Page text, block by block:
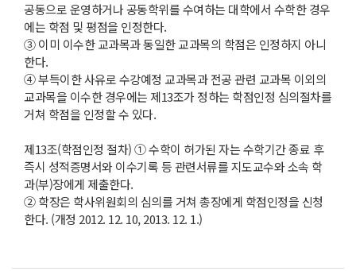
공동으로 운영하거나 공동학위를 수여하는 대학에서 수학한 경우
에는 학점 및 평점을 인정한다.
③ 이미 이수한 교과목과 동일한 교과목의 학점은 인정하지 아니
한다.
④ 부득이한 사유로 수강예정 교과목과 전공 관련 교과목 이외의
교과목을 이수한 경우에는 제13조가 정하는 학점인정 심의절차를
거쳐 학점을 인정할 수 있다.
제13조(학점인정 절차) ① 수학이 허가된 자는 수학기간 종료 후
즉시 성적증명서와 이수기록 등 관련서류를 지도교수와 소속 학
과(부)장에게 제출한다.
② 학장은 학사위원회의 심의를 거쳐 총장에게 학점인정을 신청
한다. (개정 2012. 12. 10, 2013. 12. 1.)